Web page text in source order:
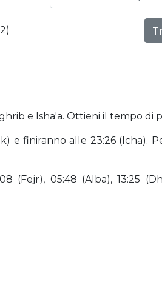
e Isha'a. Ottieni il tempo di
e finiranno alle 23:26 (Icha).
05:48 (Alba), 13:25